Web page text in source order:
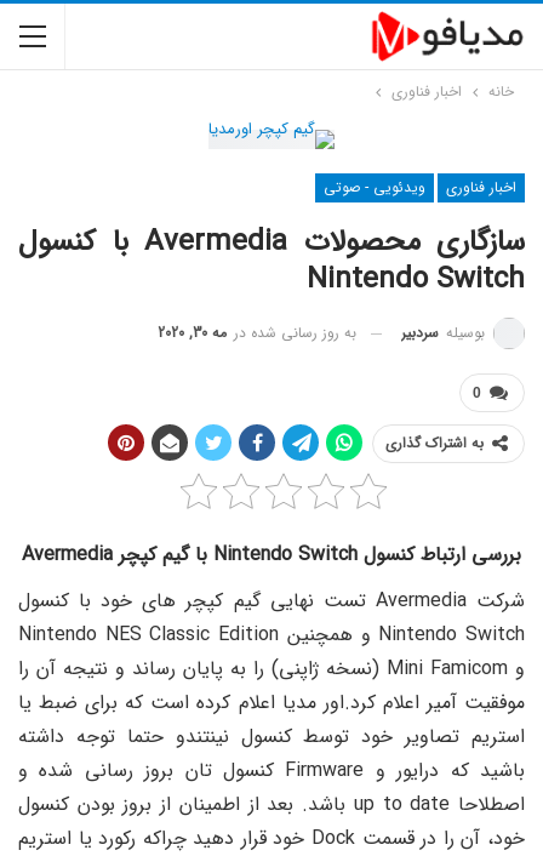
خانه اخبار فناوری
اخبار فناوری ویدئویی - صوتی
سازگاری محصولات Avermedia با کنسول
Nintendo Switch
بوسیله سردبیر به روز رسانی شده در مه 30, 2020
0
به اشتراک گذاری
بررسی ارتباط کنسول Nintendo Switch با گیم کپچر Avermedia
شرکت Avermedia تست نهایی گیم کپچر های خود با کنسول
Nintendo Switch و همچنین Nintendo NES Classic Edition
و Mini Famicom (نسخه ژاپنی) را به پایان رساند و نتیجه آن را
موفقیت آمیر اعلام کرد.اور مدیا اعلام کرده است که برای ضبط یا
استریم تصاویر خود توسط کنسول نینتندو حتما توجه داشته
باشید که درایور و Firmware کنسول تان بروز رسانی شده و
اصطلاحا up to date باشد. بعد از اطمینان از بروز بودن کنسول
خود، آن را در قسمت Dock خود قرار دهید چراکه رکورد یا استریم